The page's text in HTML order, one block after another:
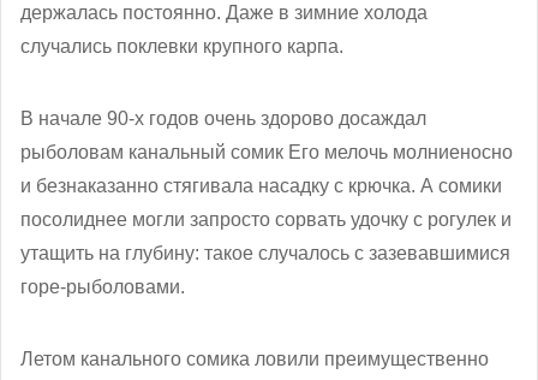
держалась постоянно. Даже в зимние холода
случались поклевки крупного карпа.
В начале 90-х годов очень здорово досаждал
рыболовам канальный сомик Его мелочь молниеносно
и безнаказанно стягивала насадку с крючка. А сомики
посолиднее могли запросто сорвать удочку с рогулек и
утащить на глубину: такое случалось с зазевавшимися
горе-рыболовами.
Летом канального сомика ловили преимущественно